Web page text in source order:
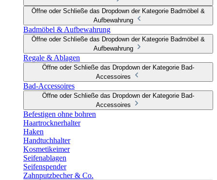
Öffne oder Schließe das Dropdown der Kategorie Badmöbel &
Aufbewahrung
Badmöbel & Aufbewahrung
Öffne oder Schließe das Dropdown der Kategorie Badmöbel &
Aufbewahrung
Regale & Ablagen
Öffne oder Schließe das Dropdown der Kategorie Bad-
Accessoires
Bad-Accessoires
Öffne oder Schließe das Dropdown der Kategorie Bad-
Accessoires
Befestigen ohne bohren
Haartrocknerhalter
Haken
Handtuchhalter
Kosmetikeimer
Seifenablagen
Seifenspender
Zahnputzbecher & Co.